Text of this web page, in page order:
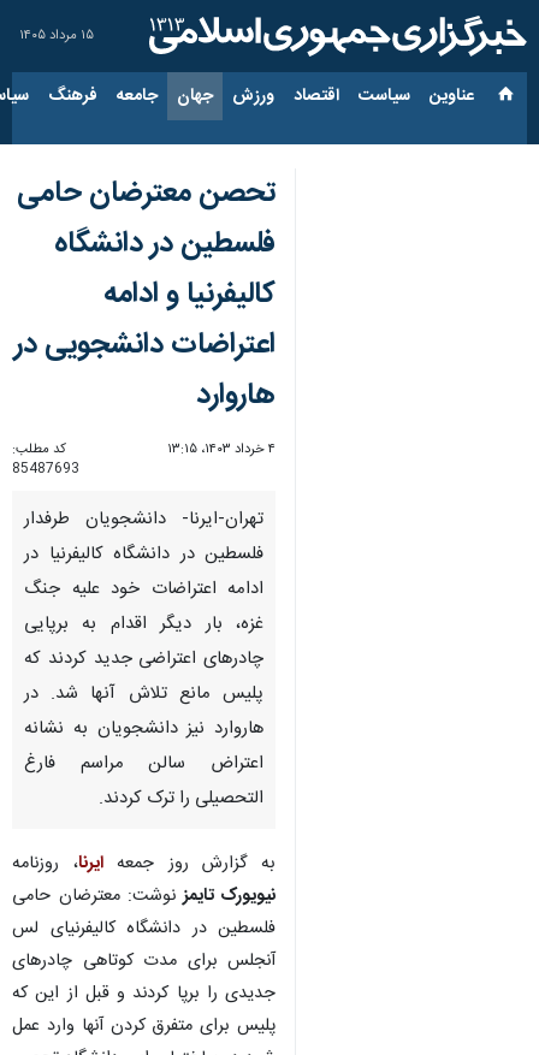
۱۵ مرداد ۱۴۰۵
عناوین‌ سیاست اقتصاد ورزش جهان جامعه فرهنگ
تحصن معترضان حامی
فلسطین در دانشگاه
کالیفرنیا و ادامه
اعتراضات دانشجویی در
هاروارد
۴ خرداد ۱۴۰۳، ۱۳:۱۵
کد مطلب:
85487693
تهران-ایرنا- دانشجویان طرفدار
فلسطین در دانشگاه کالیفرنیا در
ادامه اعتراضات خود علیه جنگ
غزه، بار دیگر اقدام به برپایی
پلیس مانع تلاش آنها شد. در
هاروارد نیز دانشجویان به نشانه
اعتراض سالن مراسم فارغ
التحصیلی را ترک کردند.
به گزارش روز جمعه ایرنا ، روزنامه